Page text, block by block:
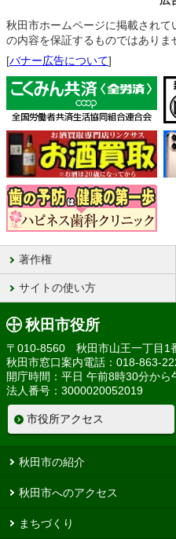
秋田市ホームページに掲載され
の内容を保証するものではありま
[バナー広告について]
著作権
サイトの使い方
秋田市役所
〒010-8560 秋田市山王一丁目1
秋田市窓口案内電話：018-863-
開庁時間：平日 午前8時30分から
法人番号：3000020052019
市役所アクセス
秋田市の紹介
秋田市へのアクセス
まちづくり